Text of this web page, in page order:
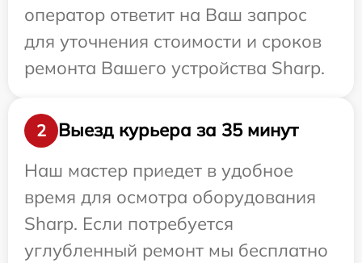
оператор ответит на Ваш запрос
для уточнения стоимости и сроков
ремонта Вашего устройства Sharp.
2
Выезд курьера за 35 минут
Наш мастер приедет в удобное
время для осмотра оборудования
Sharp. Если потребуется
углубленный ремонт мы бесплатно